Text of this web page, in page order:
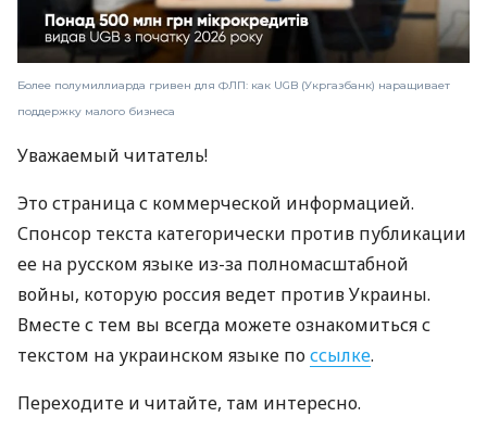
Более полумиллиарда гривен для ФЛП: как UGB (Укргазбанк) наращивает
поддержку малого бизнеса
Уважаемый читатель!
Это страница с коммерческой информацией.
Спонсор текста категорически против публикации
ее на русском языке из-за полномасштабной
войны, которую россия ведет против Украины.
Вместе с тем вы всегда можете ознакомиться с
текстом на украинском языке поссылке.
Переходите и читайте, там интересно.